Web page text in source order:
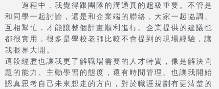
過程中，我覺得跟團隊的溝通真的超級重要。不管是
和同學一起討論，還是和企業端的聯絡，大家一起協調、
互相幫忙，才能讓整個計畫順利進行。企業提供的建議也
都很實用，很多是學校老師比較不會提到的現場經驗，讓
我眼界大開。
這段經歷也讓我更了解職場需要的人才特質，像是解決問
題的能力、主動學習的態度，還有時間管理。也讓我開始
認真思考自己未來想走的方向，對於職涯規劃有更清楚的